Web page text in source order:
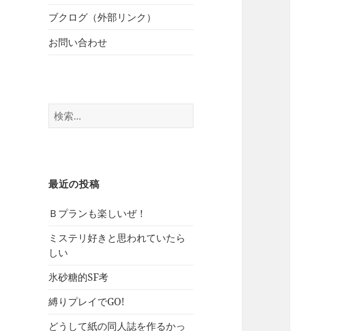
ブクログ（外部リンク）
お問い合わせ
検
索:
最近の投稿
Ｂプランも楽しいぜ！
ミステリ好きと思われていたら
しい
氷砂糖的SF考
縛りプレイでGO!
どうして紙の同人誌を作るかっ